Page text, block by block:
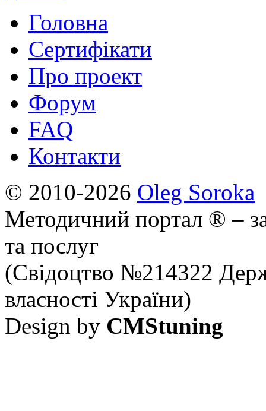
Головна
Сертифікати
Про проект
Форум
FAQ
Контакти
© 2010-2026 Oleg Soroka
Методичний портал ® –
та послуг
(Свідоцтво №214322
власності України)
Design by CMStuning